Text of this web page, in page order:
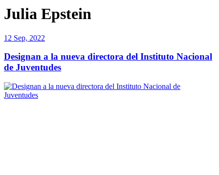
Julia Epstein
12 Sep, 2022
Designan a la nueva directora del Instituto Nacional
de Juventudes